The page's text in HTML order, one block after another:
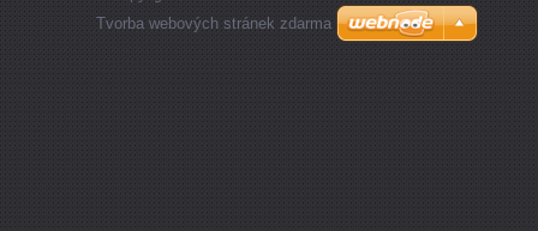
Tvorba webových stránek zdarma